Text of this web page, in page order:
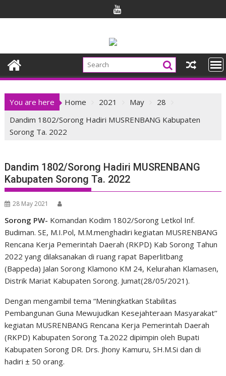
to
You are here Home 2021 May
28
Dandim 1802/Sorong Hadiri MUSRENBANG Kabupaten
Sorong Ta. 2022
Dandim 1802/Sorong Hadiri MUSRENBANG
Kabupaten Sorong Ta. 2022
28 May 2021
Sorong PW- Komandan Kodim 1802/Sorong Letkol Inf.
Budiman. SE, M.I.Pol, M.M.menghadiri kegiatan MUSRENBANG
Rencana Kerja Pemerintah Daerah (RKPD) Kab Sorong Tahun
2022 yang dilaksanakan di ruang rapat Baperlitbang
(Bappeda) Jalan Sorong Klamono KM 24, Kelurahan Klamasen,
Distrik Mariat Kabupaten Sorong. Jumat(28/05/2021).
Dengan mengambil tema “Meningkatkan Stabilitas
Pembangunan Guna Mewujudkan Kesejahteraan Masyarakat’’
kegiatan MUSRENBANG Rencana Kerja Pemerintah Daerah
(RKPD) Kabupaten Sorong Ta.2022 dipimpin oleh Bupati
Kabupaten Sorong DR. Drs. Jhony Kamuru, SH.M.Si dan di
hadiri ± 50 orang.